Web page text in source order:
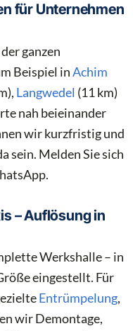
für Unternehmen
ganzen
Beispiel inAchim
Langwedel (11 km)
nah beieinander
wir kurzfristig und
sein. Melden Sie sich
– Auflösung in
Werkshalle – in
eingestellt. Für
Entrümpelung,
wir Demontage,